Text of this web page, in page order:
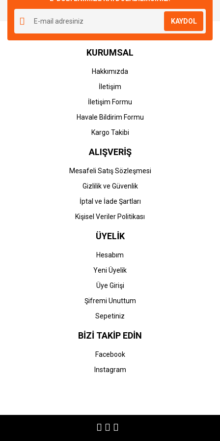
Yorum Yaz
Ürün resmi kalitesiz, bozuk veya görüntülenemiyor.
Ürün açıklamasında eksik bilgiler bulunuyor.
Ürün bilgilerinde hatalar bulunuyor.
Ürün fiyatı diğer sitelerden daha pahalı.
Gönder
KAYDOL
KURUMSAL
Hakkımızda
İletişim
İletişim Formu
Havale Bildirim Formu
Kargo Takibi
ALIŞVERİŞ
Mesafeli Satış Sözleşmesi
Gizlilik ve Güvenlik
İptal ve İade Şartları
Kişisel Veriler Politikası
ÜYELİK
Hesabım
Yeni Üyelik
Üye Girişi
Şifremi Unuttum
Sepetiniz
BİZİ TAKİP EDİN
Facebook
Instagram